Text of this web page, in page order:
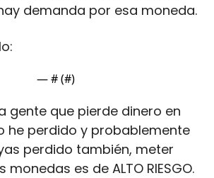
demanda por esa moneda.
— # (#)
gente que pierde dinero en
he perdido y probablemente
perdido también, meter
es de ALTO RIESGO.